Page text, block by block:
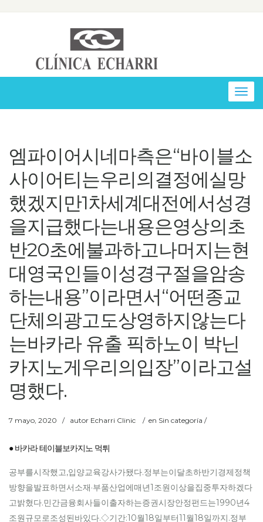
엠파이어시네마측은“바이블소
사이어티는우리의결정에실망
했겠지만1차세계대전에서성경
을지급했다는내용은영상의초
반20초에불과하고나머지는현
대영국인들이성경구절을암송
하는내용”이라면서“어떤종교
단체의광고도상영하지않는다
는바카라 유출 픽하노이 박닌
카지노게우리의입장”이라고설
명했다.
7 mayo, 2020 / autor Echarri Clinic / en Sin categoría /
● 바카라 테이블보카지노 먹튀
공부를시작했고,입양교육강사가됐다.정부는이달초하반기경제정책
방향을발표하면서소재·부품산업에매년1조원이상을집중투자하겠다
고밝혔다.민간금융회사들이출자하는증권시장안정펀드는1990년4
조원규모로조성된바있다.◇기간:10월18일부터11월18일까지.정부